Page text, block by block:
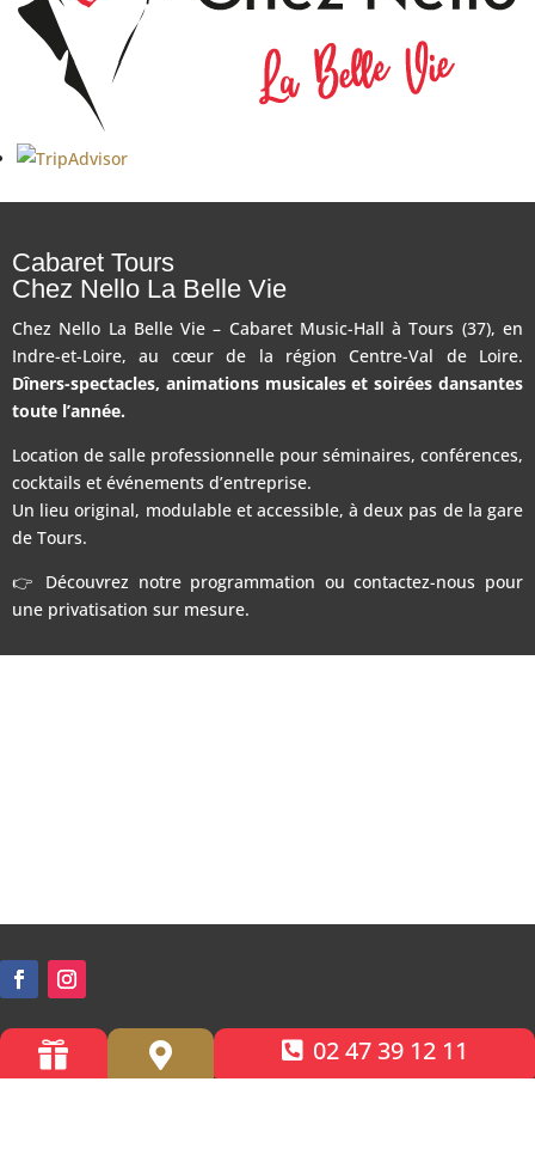
Cabaret Tours
Chez Nello La Belle Vie
Chez Nello La Belle Vie – Cabaret Music-Hall à Tours (37), en
Indre-et-Loire, au cœur de la région Centre-Val de Loire.
Dîners-spectacles, animations musicales et soirées dansantes
toute l’année.
Location de salle professionnelle pour séminaires, conférences,
cocktails et événements d’entreprise.
Un lieu original, modulable et accessible, à deux pas de la gare
de Tours.
👉 Découvrez notre programmation ou contactez-nous pour
une privatisation sur mesure.
Accessibilité PMR
  02 47 39 12 11